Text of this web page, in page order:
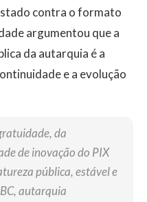
contra o formato
argumentou que a
da autarquia é a
e a evolução
da
de inovação do PIX
pública, estável e
autarquia